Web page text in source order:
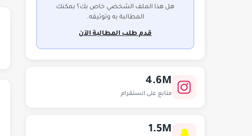
هل هذا الملف الشخصي خاص بك؟ بمكنك
المطالبة به وتوثيقه.
قدم طلب المطالبة الآن
4.6M
متابع على انستقرام
1.5M